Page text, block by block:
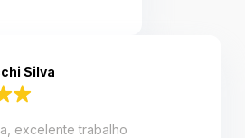
Silva
excelente trabalho